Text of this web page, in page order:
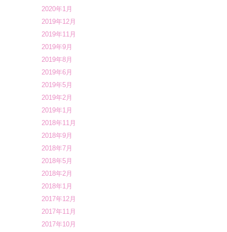
2020年1月
2019年12月
2019年11月
2019年9月
2019年8月
2019年6月
2019年5月
2019年2月
2019年1月
2018年11月
2018年9月
2018年7月
2018年5月
2018年2月
2018年1月
2017年12月
2017年11月
2017年10月